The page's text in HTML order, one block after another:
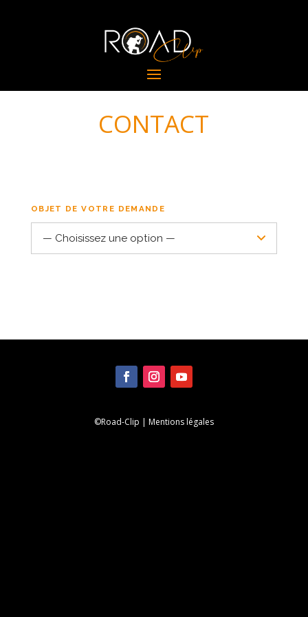
CONTACT
OBJET DE VOTRE DEMANDE
©Road-Clip | Mentions légales